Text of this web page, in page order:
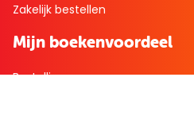
Zakelijk bestellen
Mijn boekenvoordeel
Bestellingen